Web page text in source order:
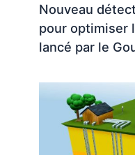
Nouveau
pour optimiser
lancé par le